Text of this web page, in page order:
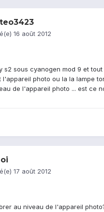
16 août 2012
s2 sous cyanogen mod 9 et
l'appareil photo ou la la lampe
de l'appareil photo ... est ce
17 août 2012
au niveau de l'appareil